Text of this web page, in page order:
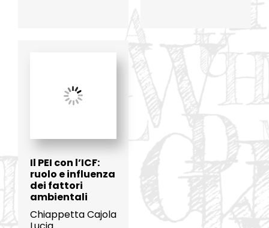
Il PEI con l’ICF:
ruolo e influenza
dei fattori
ambientali
Chiappetta Cajola